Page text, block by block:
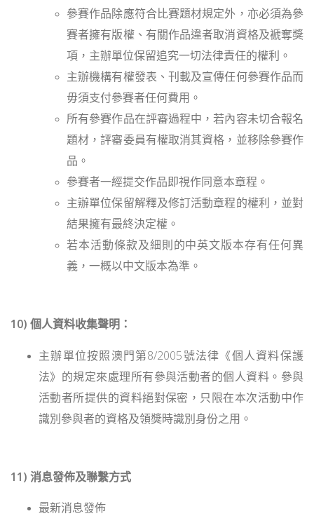
參賽作品除應符合比賽題材規定外，亦必須為參
賽者擁有版權、有關作品違者取消資格及褫奪獎
項，主辦單位保留追究一切法律責任的權利。
主辦機構有權發表、刊載及宣傳任何參賽作品而
毋須支付參賽者任何費用。
所有參賽作品在評審過程中，若內容未切合報名
題材，評審委員有權取消其資格，並移除參賽作
品。
參賽者一經提交作品即視作同意本章程。
主辦單位保留解釋及修訂活動章程的權利，並對
結果擁有最終決定權。
若本活動條款及細則的中英文版本存有任何異
義，一概以中文版本為準。
10) 個人資料收集聲明：
主辦單位按照澳門第8/2005號法律《個人資料保護
法》的規定來處理所有參與活動者的個人資料。參與
活動者所提供的資料絕對保密，只限在本次活動中作
識別參與者的資格及領獎時識別身份之用。
11) 消息發佈及聯繫方式
最新消息發佈